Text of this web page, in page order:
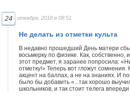
24 откября, 2018 в 08:51
Не делать из отметки культа
В недавно прошедший День матери
восьмерку по физике. Как, собственно,
этот предмет, я заранее попросила:
отметку!» Теперь вот гложут
акцент на баллах, а не на знаниях. И
было бы добавить «...так хорошо
школьников, и так стоит телега